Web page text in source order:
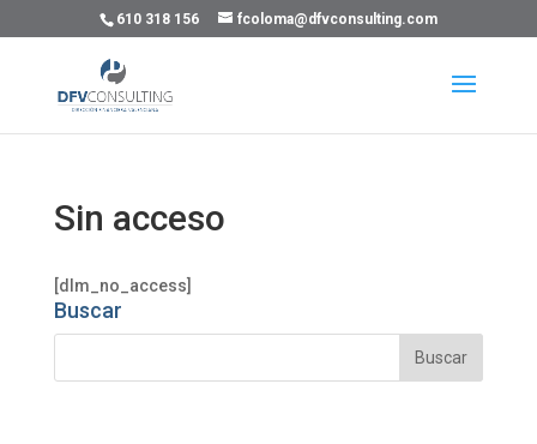
610 318 156 fcoloma@dfvconsulting.com
Sin acceso
[dlm_no_access]
Buscar